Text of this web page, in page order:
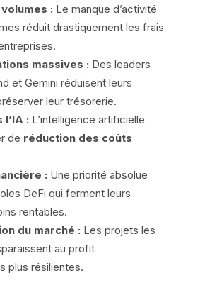
: Le manque d’activité
réduit drastiquement les frais
massives : Des leaders
et Gemini réduisent leurs
leur trésorerie.
: L’intelligence artificielle
de réduction des coûts
: Une priorité absolue
DeFi qui ferment leurs
rentables.
du marché : Les projets les
au profit
plus résilientes.